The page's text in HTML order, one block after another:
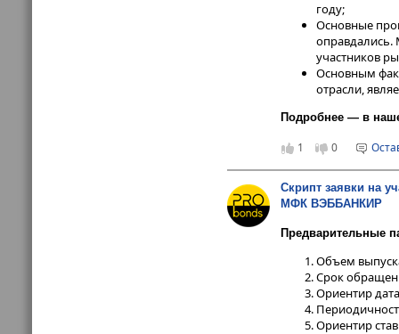
году;
Основные
оправдались.
участников
Основным
отрасли,
Подробнее — в
1 0
Скрипт заявки на
МФК ВЭББАНКИР
Предварительные
Объем
Срок
Ориентир
Ориентир